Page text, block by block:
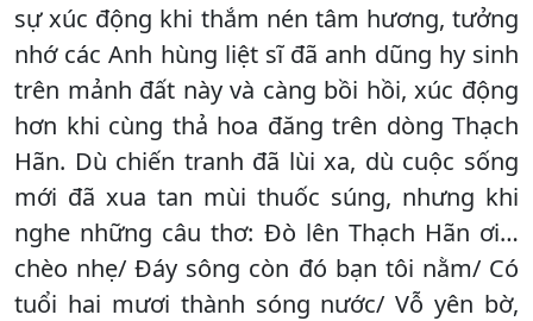
sự xúc động khi thắm nén tâm hương, tưởng
nhớ các Anh hùng liệt sĩ đã anh dũng hy sinh
trên mảnh đất này và càng bồi hồi, xúc động
hơn khi cùng thả hoa đăng trên dòng Thạch
Hãn. Dù chiến tranh đã lùi xa, dù cuộc sống
mới đã xua tan mùi thuốc súng, nhưng khi
nghe những câu thơ: Đò lên Thạch Hãn ơi…
chèo nhẹ/ Đáy sông còn đó bạn tôi nằm/ Có
tuổi hai mươi thành sóng nước/ Vỗ yên bờ,